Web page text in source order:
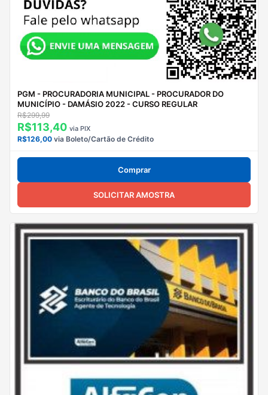
PGM - PROCURADORIA MUNICIPAL - PROCURADOR DO
MUNICÍPIO - DAMÁSIO 2022 - CURSO REGULAR
R$299,99
R$113,40 via PIX
R$126,00 via Boleto/Cartão de Crédito
Comprar
SOLICITAR AMOSTRA